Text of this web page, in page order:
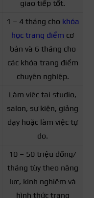
giao tiếp tốt.
1 – 4 tháng cho khóa
học trang điểm cơ
bản và 6 tháng cho
các khóa trang điểm
chuyên nghiệp.
Làm việc tại studio,
salon, sự kiện, giảng
dạy hoặc làm việc tự
do.
10 – 50 triệu đồng/
tháng tùy theo năng
lực, kinh nghiệm và
hình thức trang